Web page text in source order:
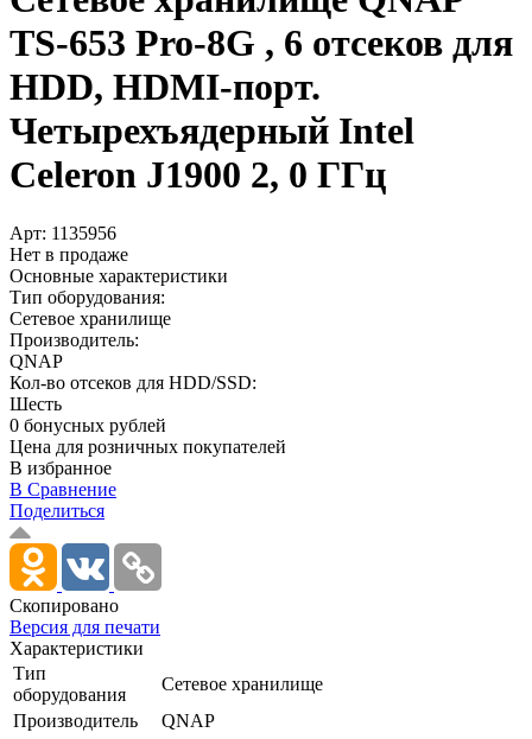
TS-653 Pro-8G , 6 отсеков для
HDD, HDMI-порт.
Четырехъядерный Intel
Celeron J1900 2, 0 ГГц
Арт: 1135956
Нет в продаже
Основные характеристики
Тип оборудования:
Сетевое хранилище
Производитель:
QNAP
Кол-во отсеков для HDD/SSD:
Шесть
0 бонусных рублей
Цена для розничных покупателей
В избранное
В Сравнение
Поделиться
Скопировано
Версия для печати
Характеристики
Тип
оборудования
Сетевое хранилище
Производитель
QNAP